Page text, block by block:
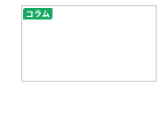
コラム